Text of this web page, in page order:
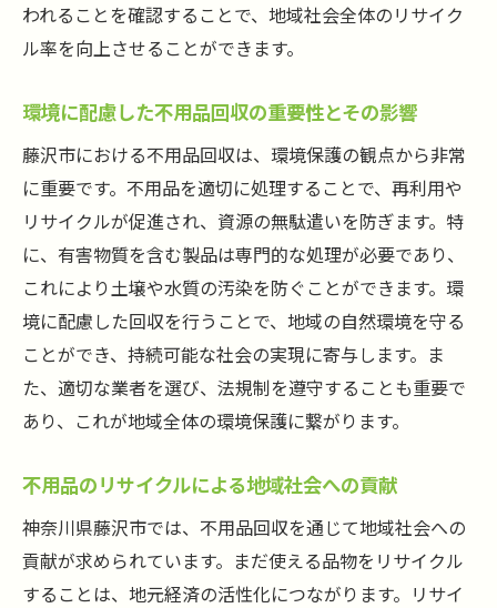
われることを確認することで、地域社会全体のリサイク
ル率を向上させることができます。
環境に配慮した不用品回収の重要性とその影響
藤沢市における不用品回収は、環境保護の観点から非常
に重要です。不用品を適切に処理することで、再利用や
リサイクルが促進され、資源の無駄遣いを防ぎます。特
に、有害物質を含む製品は専門的な処理が必要であり、
これにより土壌や水質の汚染を防ぐことができます。環
境に配慮した回収を行うことで、地域の自然環境を守る
ことができ、持続可能な社会の実現に寄与します。ま
た、適切な業者を選び、法規制を遵守することも重要で
あり、これが地域全体の環境保護に繋がります。
不用品のリサイクルによる地域社会への貢献
神奈川県藤沢市では、不用品回収を通じて地域社会への
貢献が求められています。まだ使える品物をリサイクル
することは、地元経済の活性化につながります。リサイ